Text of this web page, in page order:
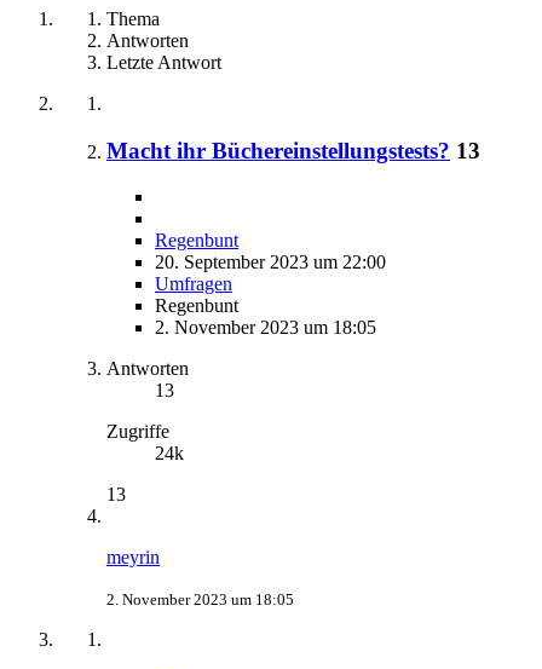
Thema
Antworten
Letzte Antwort
Macht ihr Büchereinstellungstests? 13
Regenbunt
20. September 2023 um 22:00
Umfragen
Regenbunt
2. November 2023 um 18:05
Antworten
13
Zugriffe
24k
13
meyrin
2. November 2023 um 18:05